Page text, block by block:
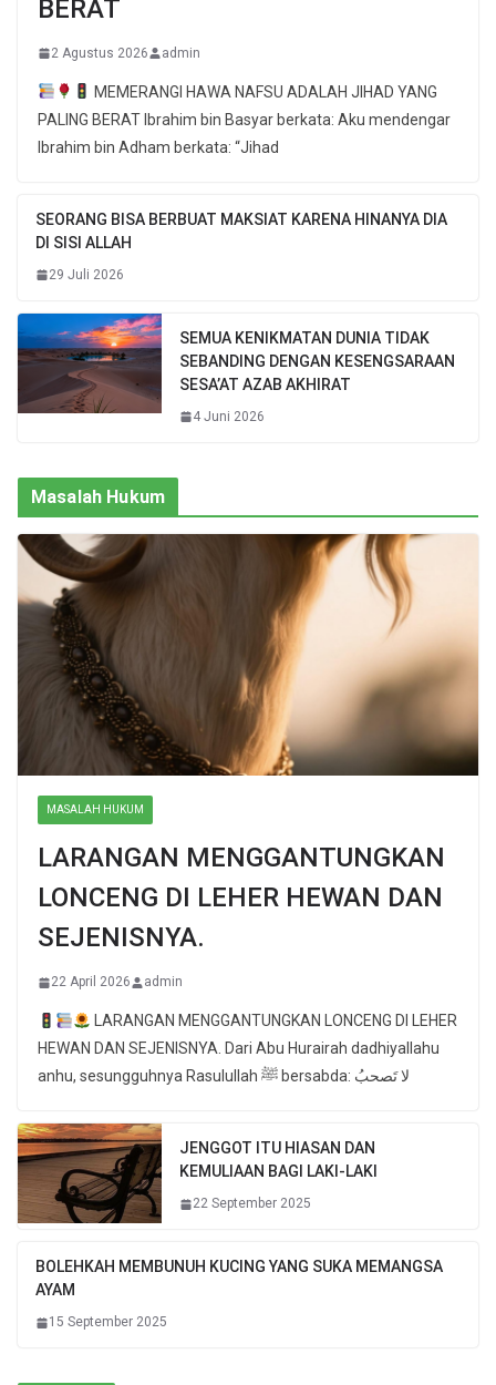
BERAT
2 Agustus 2026 admin
MEMERANGI HAWA NAFSU ADALAH JIHAD YANG
PALING BERAT Ibrahim bin Basyar berkata: Aku mendengar
Ibrahim bin Adham berkata: “Jihad
SEORANG BISA BERBUAT MAKSIAT KARENA HINANYA DIA
DI SISI ALLAH
29 Juli 2026
SEMUA KENIKMATAN DUNIA TIDAK
SEBANDING DENGAN KESENGSARAAN
SESA’AT AZAB AKHIRAT
4 Juni 2026
Masalah Hukum
MASALAH HUKUM
LARANGAN MENGGANTUNGKAN
LONCENG DI LEHER HEWAN DAN
SEJENISNYA.
22 April 2026 admin
LARANGAN MENGGANTUNGKAN LONCENG DI LEHER
HEWAN DAN SEJENISNYA. Dari Abu Hurairah dadhiyallahu
anhu, sesungguhnya Rasulullah ﷺ bersabda: لا تَصحبُ
JENGGOT ITU HIASAN DAN
KEMULIAAN BAGI LAKI-LAKI
22 September 2025
BOLEHKAH MEMBUNUH KUCING YANG SUKA MEMANGSA
AYAM
15 September 2025